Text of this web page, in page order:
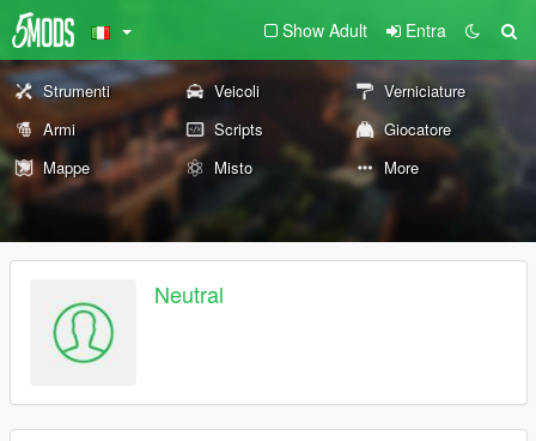
Show Adult Entra
Strumenti Veicoli
Verniciature
Armi
Scripts
Giocatore
Mappe
Misto More
Neutral